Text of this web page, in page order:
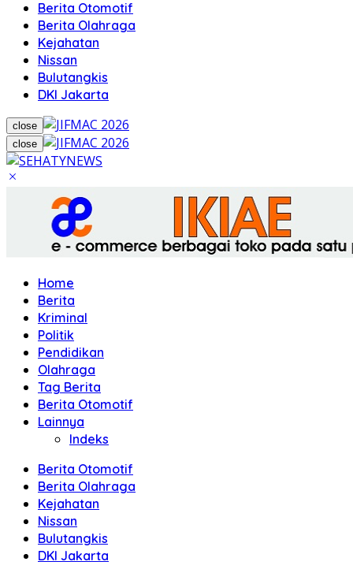
Berita Otomotif
Berita Olahraga
Kejahatan
Nissan
Bulutangkis
DKI Jakarta
close
close
Home
Berita
Kriminal
Politik
Pendidikan
Olahraga
Tag Berita
Berita Otomotif
Lainnya
Indeks
Berita Otomotif
Berita Olahraga
Kejahatan
Nissan
Bulutangkis
DKI Jakarta